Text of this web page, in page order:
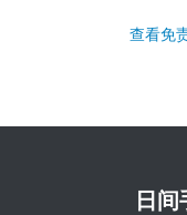
查看免
日间